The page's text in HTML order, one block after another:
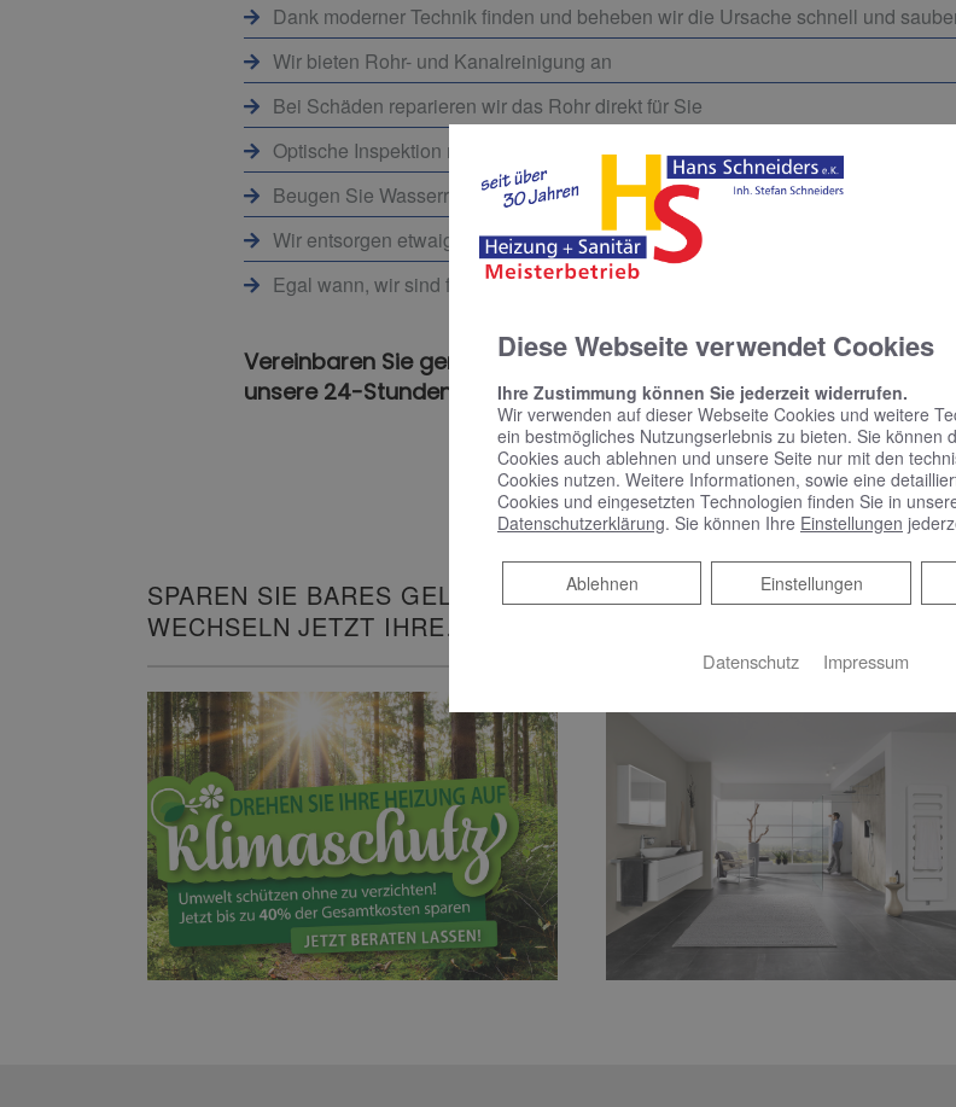
Dank moderner Technik finden und beheben wir die Ursache schnell und
Wir bieten Rohr- und Kanalreinigung an
Bei Schäden reparieren wir das Rohr direkt für Sie
Optische Inspektion mittels Kamera: Auch Sie können sehen, was das Problem
Beugen Sie Wasserrohrbrüchen vor – mit einer Dichtheitsprüfung
Wir entsorgen etwaigen Abfall fachgerecht für Sie
Egal wann, wir sind für Sie da – rufen Sie einfach unsere Notfallhotline an
Vereinbaren Sie gerne einen unverbindlichen Beratungstermin.
unsere 24-Stunden-Notfallhotline anzurufen.
SPAREN SIE BARES GELD UND
WECHSELN JETZT IHRE
KOMPETENTE BERATUNG &
Diese Webseite verwendet Cookies
Ihre Zustimmung können Sie jederzeit widerrufen.
Wir verwenden auf dieser Webseite Cookies und weitere
ein bestmögliches Nutzungserlebnis zu bieten. Sie können
Cookies auch ablehnen und unsere Seite nur mit den
Cookies nutzen. Weitere Informationen, sowie eine
Cookies und eingesetzten Technologien finden Sie in
Datenschutzerklärung. Sie können Ihre Einstellungen
Einstellungen
Ablehnen
Ablehnen
Datenschutz Impressum